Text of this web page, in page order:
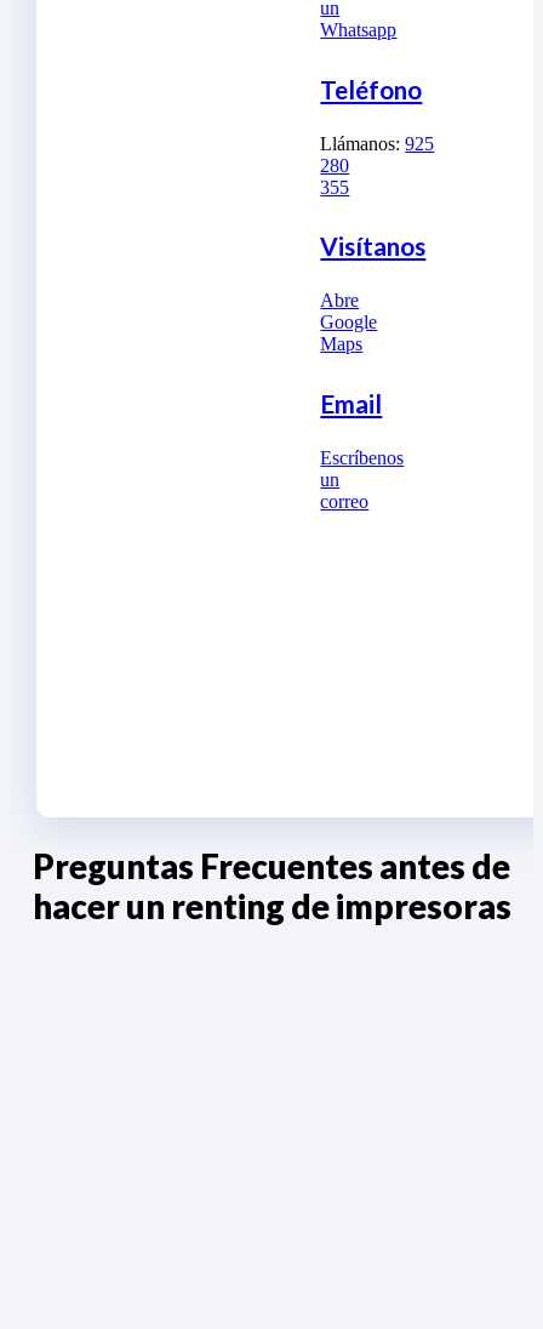
un
Whatsapp
Teléfono
Llámanos:925
280
355
Visítanos
Abre
Google
Maps
Email
Escríbenos
un
correo
Preguntas Frecuentes antes de
hacer un renting de impresoras